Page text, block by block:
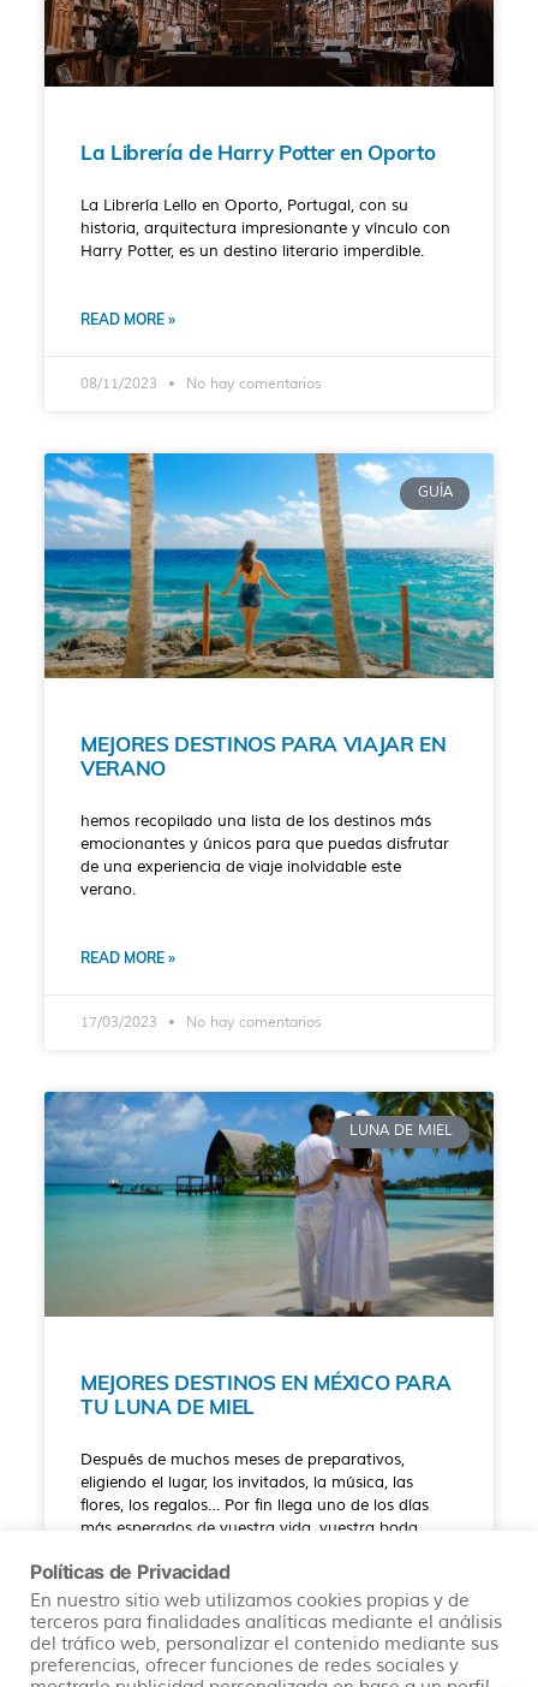
La Librería de Harry Potter en Oporto
La Librería Lello en Oporto, Portugal, con su
historia, arquitectura impresionante y vínculo con
Harry Potter, es un destino literario imperdible.
READ MORE »
08/11/2023 No hay comentarios
GUÍA
MEJORES DESTINOS PARA VIAJAR EN
VERANO
hemos recopilado una lista de los destinos más
emocionantes y únicos para que puedas disfrutar
de una experiencia de viaje inolvidable este
verano.
READ MORE »
17/03/2023 No hay comentarios
LUNA DE MIEL
MEJORES DESTINOS EN MÉXICO PARA
TU LUNA DE MIEL
Después de muchos meses de preparativos,
eligiendo el lugar, los invitados, la música, las
flores, los regalos… Por fin llega uno de los días
más esperados de vuestra vida, vuestra boda.
READ MORE »
07/06/2022 No hay comentarios
Políticas de Privacidad
En nuestro sitio web utilizamos cookies propias y de
terceros para finalidades analíticas mediante el análisis
del tráfico web, personalizar el contenido mediante sus
preferencias, ofrecer funciones de redes sociales y